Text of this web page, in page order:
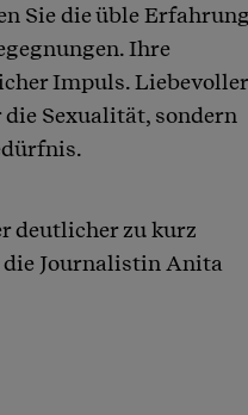
Sie die üble Erfahrung
Ihre
Impuls. Liebevoller
Sexualität, sondern
deutlicher zu kurz
Journalistin Anita